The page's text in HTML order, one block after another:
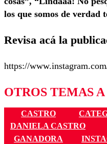
los que somos de verdad
Revisa acá la
https://
OTROS TEMAS
CASTRO
DANIELA CASTRO
GANADORA